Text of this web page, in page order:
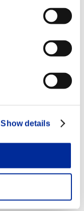
Show details